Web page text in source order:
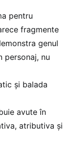
pentru
fragmente
genul
personaj, nu
și balada
avute în
atributiva și